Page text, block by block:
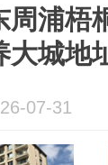
周浦梧
大城地
07-31